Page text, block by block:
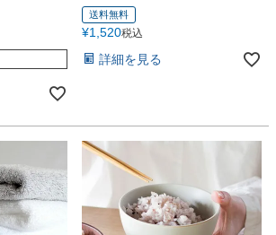
送料無料
¥1,520税込
詳細を見る